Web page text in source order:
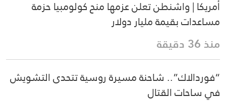
أمريكا | واشنطن تعلن عزمها منح كولومبيا حزمة
مساعدات بقيمة مليار دولار
منذ 36 دقيقة
“فوردالاك”.. شاحنة مسيرة روسية تتحدى التشويش
في ساحات القتال